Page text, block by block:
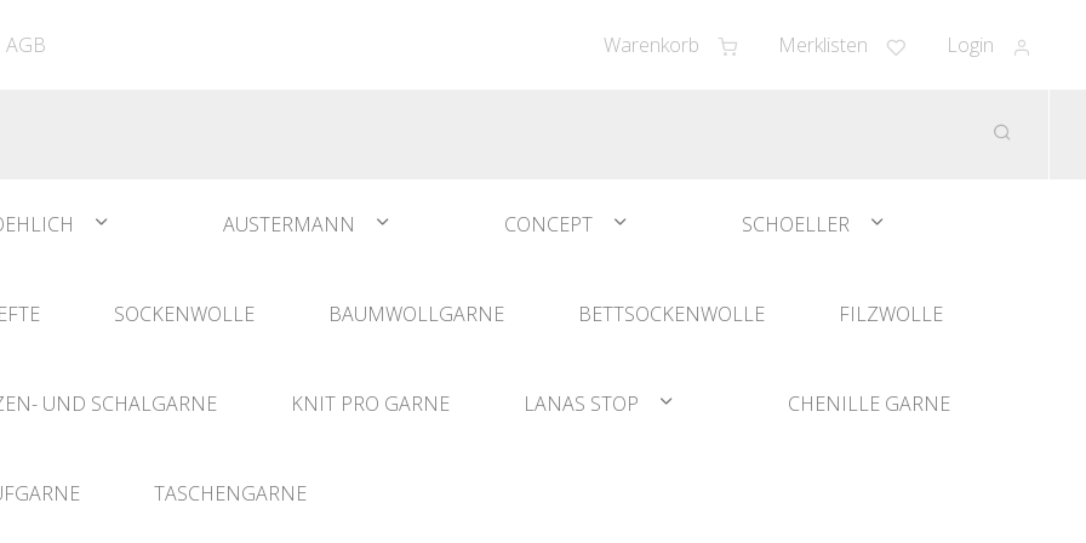
Warenkorb Merklisten Login
AGB
AUSTERMANN CONCEPT SCHOELLER
SOCKENWOLLE BAUMWOLLGARNE BETTSOCKENWOLLE FILZWOLLE
UND SCHALGARNE KNIT PRO GARNE LANAS STOP CHENILLE GARNE
TASCHENGARNE